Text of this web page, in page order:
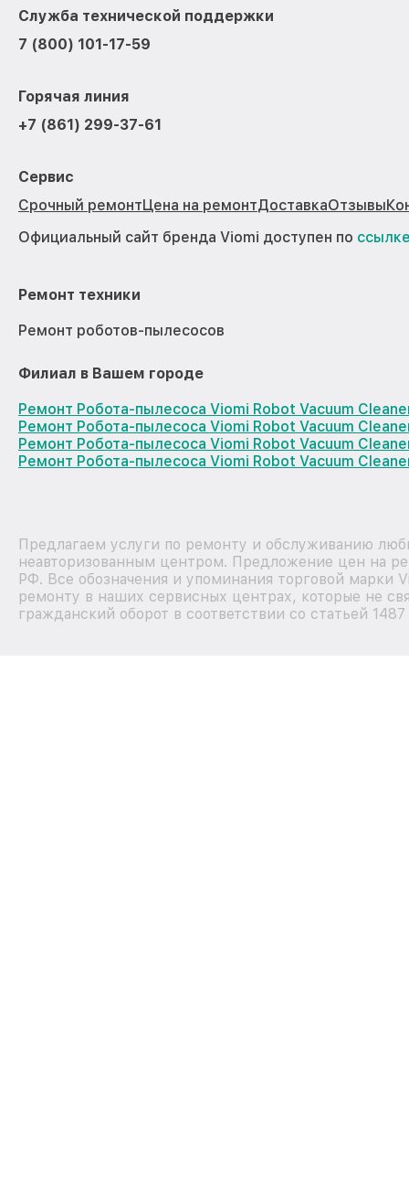
Служба технической поддержки
7 (800) 101-17-59
Горячая линия
+7 (861) 299-37-61
Сервис
Срочный ремонтЦена на ремонтДоставкаОтзывы
Официальный сайт бренда Viomi доступен по
Ремонт техники
Ремонт роботов-пылесосов
Филиал в Вашем городе
Ремонт Робота-пылесоса Viomi Robot Vacuum
Ремонт Робота-пылесоса Viomi Robot Vacuum
Ремонт Робота-пылесоса Viomi Robot Vacuum
Ремонт Робота-пылесоса Viomi Robot Vacuum
Предлагаем услуги по ремонту и обслуживанию
неавторизованным центром. Предложение цен на
РФ. Все обозначения и упоминания торговой марки
ремонту в наших сервисных центрах, которые не
гражданский оборот в соответствии со статьей